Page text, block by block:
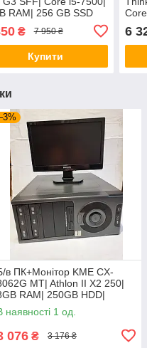
RAM| 256 GB SSD
Radeon E9173 2GB
₴ 7 950 ₴
Купити
6
в ПК+Монітор KME CX-
MT| Athlon II X2 250|
RAM| 250GB HDD|
160E| 16" 1366x768
VGA
наявності 1 од.
076 ₴ 3 176 ₴